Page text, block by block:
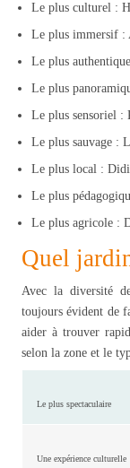
Le plus culturel :
Le plus immersif :
Le plus
Le plus
Le plus sensoriel :
Le plus sauvage :
Le plus local :
Le plus
Le plus agricole :
Quel
Avec la diversité
toujours évident de
aider à trouver
selon la zone et le
Le plus spectaculaire
Une expérience culturelle